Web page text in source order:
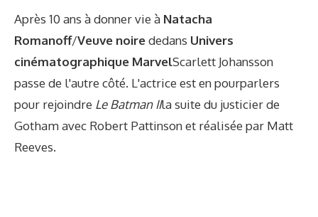
Après 10 ans à donner vie à Natacha
Romanoff/Veuve noirededans Univers
cinématographique MarvelScarlett Johansson
passe de l'autre côté. L'actrice est en pourparlers
pour rejoindre Le Batman IIla suite du justicier de
Gotham avec Robert Pattinson et réalisée par Matt
Reeves.